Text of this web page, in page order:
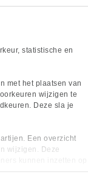
statistische en
met het plaatsen van
wijzigen te
Deze sla je
Een overzicht
wijzigen. Deze